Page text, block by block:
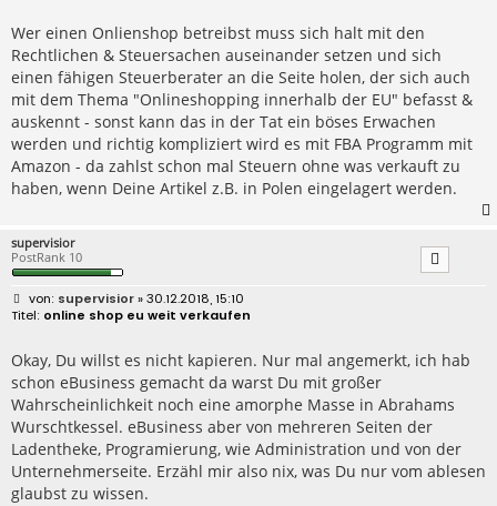
Wer einen Onlienshop betreibst muss sich halt mit den
Rechtlichen & Steuersachen auseinander setzen und sich
einen fähigen Steuerberater an die Seite holen, der sich auch
mit dem Thema "Onlineshopping innerhalb der EU" befasst &
auskennt - sonst kann das in der Tat ein böses Erwachen
werden und richtig kompliziert wird es mit FBA Programm mit
Amazon - da zahlst schon mal Steuern ohne was verkauft zu
haben, wenn Deine Artikel z.B. in Polen eingelagert werden.
supervisior
PostRank 10
B
e
r
a
g
supervisior» 30.12.2018, 15:10
online shop eu weit verkaufen
Okay, Du willst es nicht kapieren. Nur mal angemerkt, ich hab
schon eBusiness gemacht da warst Du mit großer
Wahrscheinlichkeit noch eine amorphe Masse in Abrahams
Wurschtkessel. eBusiness aber von mehreren Seiten der
Ladentheke, Programierung, wie Administration und von der
Unternehmerseite. Erzähl mir also nix, was Du nur vom ablesen
glaubst zu wissen.